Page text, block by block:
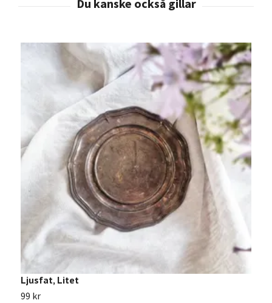
Ljusfat, Litet
99 kr